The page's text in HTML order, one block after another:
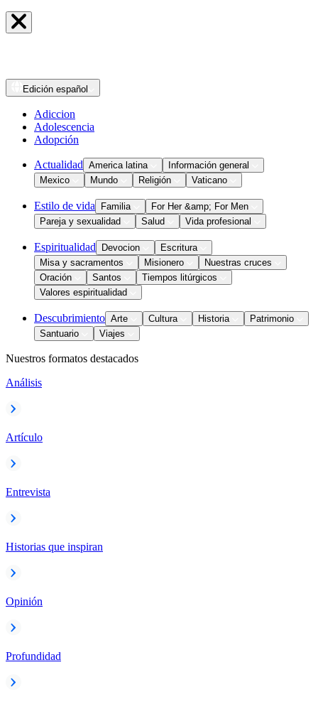
Edición español
Adiccion
Adolescencia
Adopción
Actualidad America latina
Información general
Mexico
Mundo Religión Vaticano
Estilo de vida Familia
For Her &amp; For Men
Pareja y sexualidad
Salud Vida profesional
Espiritualidad Devocion
Escritura
Misa y sacramentos
Misionero
Nuestras cruces
Oración
Santos
Tiempos litúrgicos
Valores espiritualidad
Descubrimiento Arte Cultura Historia
Patrimonio
Santuario
Viajes
Nuestros formatos destacados
Análisis
Artículo
Entrevista
Historias que inspiran
Opinión
Profundidad